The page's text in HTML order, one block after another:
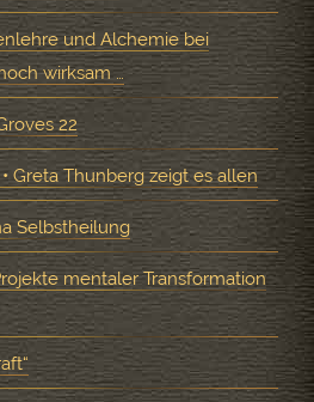
und Alchemie bei
wirksam …
22
Greta Thunberg zeigt es allen
Selbstheilung
mentaler Transformation